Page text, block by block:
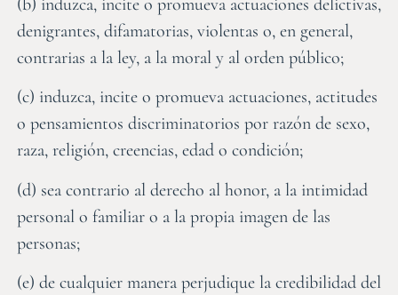
(b) induzca, incite o promueva actuaciones delictivas,
denigrantes, difamatorias, violentas o, en general,
contrarias a la ley, a la moral y al orden público;
(c) induzca, incite o promueva actuaciones, actitudes
o pensamientos discriminatorios por razón de sexo,
raza, religión, creencias, edad o condición;
(d) sea contrario al derecho al honor, a la intimidad
personal o familiar o a la propia imagen de las
personas;
(e) de cualquier manera perjudique la credibilidad del